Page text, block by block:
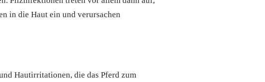
in die Haut ein und verursachen
Hautirritationen, die das Pferd zum